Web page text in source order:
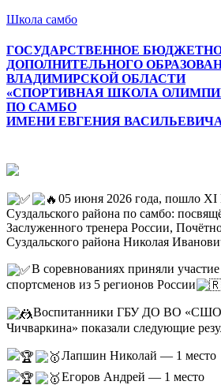
Школа самбо
ГОСУДАРСТВЕННОЕ
ДОПОЛНИТЕЛЬНОГО
ВЛАДИМИРСКОЙ ОБЛАСТИ
«СПОРТИВНАЯ ШКОЛА
ПО САМБО
ИМЕНИ ЕВГЕНИЯ
05 июня 2026 года, пошло XI
Суздальского района по самбо:
Заслуженного тренера России,
Суздальского района Николая
В соревнованиях приняли
спортсменов из 5 регионов России
Воспитанники ГБУ ДО ВО
Чичваркина» показали следующие
Лапшин Николай — 1 место
Егоров Андрей — 1 место